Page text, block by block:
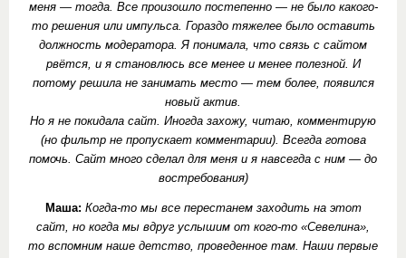
меня — тогда. Все произошло постепенно — не было какого-
то решения или импульса. Гораздо тяжелее было оставить
должность модератора. Я понимала, что связь с сайтом
рвётся, и я становлюсь все менее и менее полезной. И
потому решила не занимать место — тем более, появился
новый актив.
Но я не покидала сайт. Иногда захожу, читаю, комментирую
(но фильтр не пропускает комментарии). Всегда готова
помочь. Сайт много сделал для меня и я навсегда с ним — до
востребования)
Маша: Когда-то мы все перестанем заходить на этот
сайт, но когда мы вдруг услышим от кого-то «Севелина»,
то вспомним наше детство, проведенное там. Наши первые